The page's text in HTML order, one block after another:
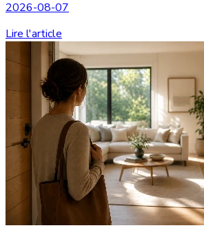
2026-08-07
Lire l'article